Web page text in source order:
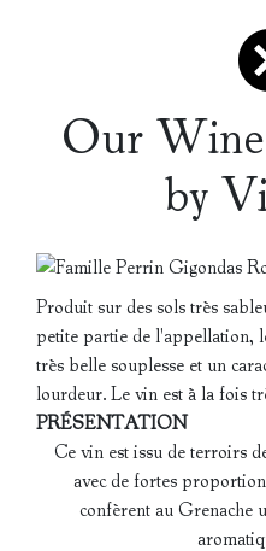
Our
by
Produit sur des sols très
petite partie de l'appellation,
très belle souplesse et un
lourdeur. Le vin est à la fois
PRÉSENTATION
Ce vin est issu de terroirs
avec de fortes
confèrent au Grenache